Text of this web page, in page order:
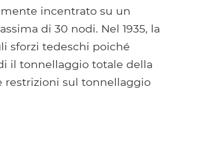
incentrato su un
di 30 nodi. Nel 1935, la
sforzi tedeschi poiché
il tonnellaggio totale della
restrizioni sul tonnellaggio